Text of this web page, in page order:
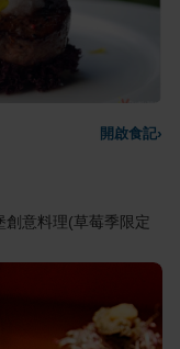
開啟食記›
意料理(草莓季限定